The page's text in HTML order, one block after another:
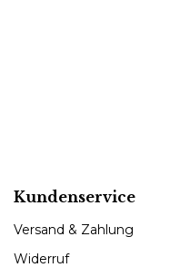
Kundenservice
Versand & Zahlung
Widerruf